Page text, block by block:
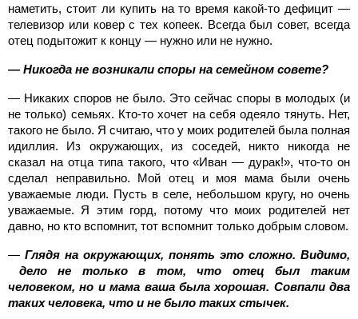
наметить, стоит ли купить на то время какой-то дефицит —
телевизор или ковер с тех копеек. Всегда был совет, всегда
отец подытожит к концу — нужно или не нужно.
— Никогда не возникали споры на семейном совете?
— Никаких споров не было. Это сейчас споры в молодых (и
не только) семьях. Кто-то хочет на себя одеяло тянуть. Нет,
такого не было. Я считаю, что у моих родителей была полная
идиллия. Из окружающих, из соседей, никто никогда не
сказал на отца типа такого, что «Иван — дурак!», что-то он
сделал неправильно. Мой отец и моя мама были очень
уважаемые люди. Пусть в селе, небольшом кругу, но очень
уважаемые. Я этим горд, потому что моих родителей нет
давно, но кто вспомнит, тот вспомнит только добрым словом.
— Глядя на окружающих, понять это сложно. Видимо,
дело не только в том, что отец был таким
человеком, но и мама ваша была хорошая. Совпали два
таких человека, что и не было таких стычек.